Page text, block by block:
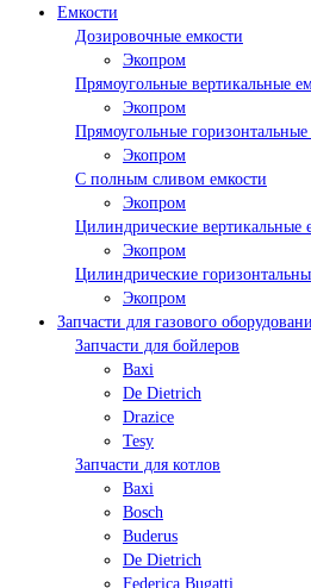
Емкости
Дозировочные емкости
Экопром
Прямоугольные вертикальные
Экопром
Прямоугольные горизонтальные
Экопром
С полным сливом емкости
Экопром
Цилиндрические вертикальные
Экопром
Цилиндрические
Экопром
Запчасти для газового
Запчасти для бойлеров
Baxi
De Dietrich
Drazice
Tesy
Запчасти для котлов
Baxi
Bosch
Buderus
De Dietrich
Federica Bugatti